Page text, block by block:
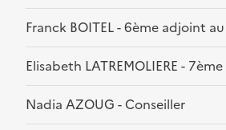
Franck BOITEL - 6ème adjoint
Elisabeth LATREMOLIERE -
Nadia AZOUG - Conseiller